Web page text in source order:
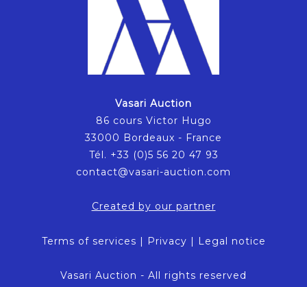
Vasari Auction
86 cours Victor Hugo
33000 Bordeaux - France
Tél. +33 (0)5 56 20 47 93
contact@vasari-auction.com
Created by our partner
Terms of services | Privacy | Legal notice
Vasari Auction - All rights reserved